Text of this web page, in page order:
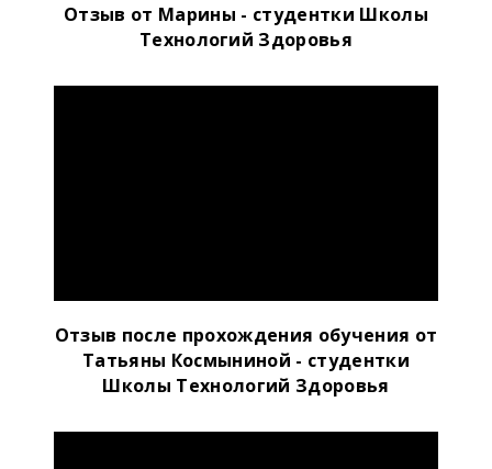
Отзыв от Марины - студентки Школы
Технологий Здоровья
Отзыв после прохождения обучения от
Татьяны Космыниной - студентки
Школы Технологий Здоровья